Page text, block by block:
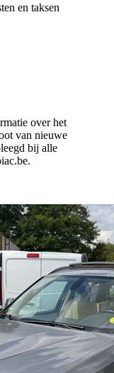
en taksen
over het
van nieuwe
bij alle